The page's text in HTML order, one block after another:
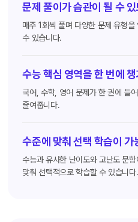
문제 풀이가 습관이 될 수
매주 1회씩 풀며 다양한 문제 유형
수 있습니다.
수능 핵심 영역을 한 번에
국어, 수학, 영어 문제가 한 권에 들
줄여줍니다.
수준에 맞춰 선택 학습이 가
수능과 유사한 난이도와 고난도 문
맞춰 선택적으로 학습할 수 있습니다.